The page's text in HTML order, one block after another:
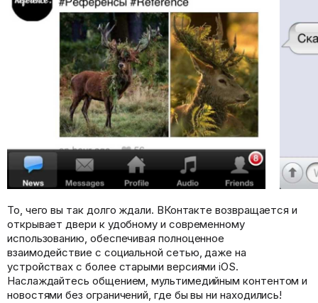
То, чего вы так долго ждали. ВКонтакте возвращается и
открывает двери к удобному и современному
использованию, обеспечивая полноценное
взаимодействие с социальной сетью, даже на
устройствах с более старыми версиями iOS.
Наслаждайтесь общением, мультимедийным контентом и
новостями без ограничений, где бы вы ни находились!